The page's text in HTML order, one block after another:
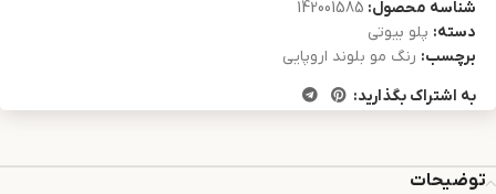
شناسه محصول: 142001585
دسته: پلو بیوتی
برچسب: رنگ مو بلوند اروپایی
به اشتراک بگذارید:
توضیحات